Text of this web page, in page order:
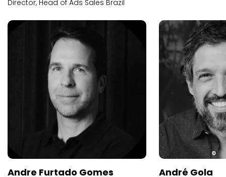
Director, Head of Ads Sales Brazil
Andre Furtado Gomes André Gola